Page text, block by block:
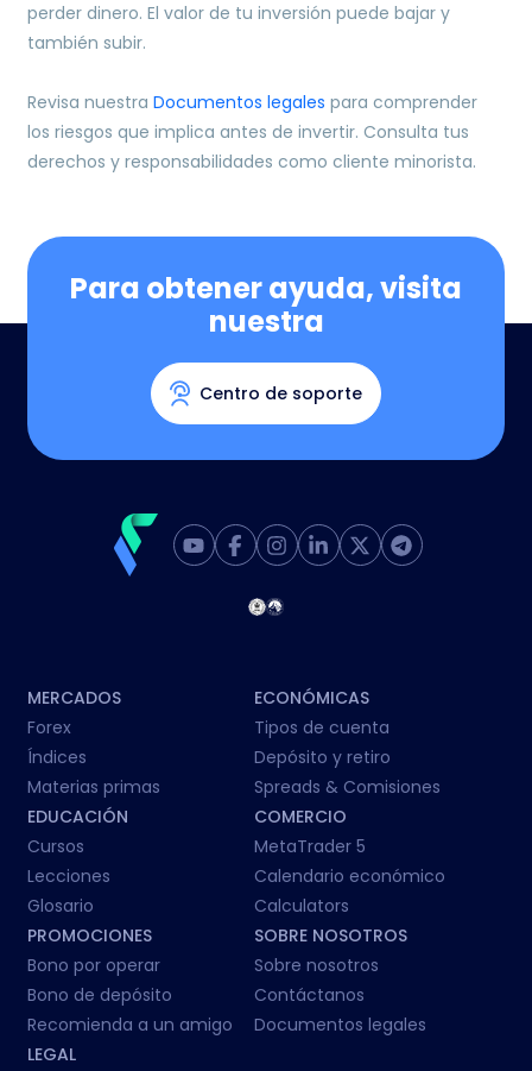
perder dinero. El valor de tu inversión puede bajar y
también subir.
Revisa nuestraDocumentos legales para comprender
los riesgos que implica antes de invertir. Consulta tus
derechos y responsabilidades como cliente minorista.
Para obtener ayuda, visita
nuestra
Centro de soporte
MERCADOS
Forex
Índices
Materias primas
ECONÓMICAS
Tipos de cuenta
Depósito y retiro
Spreads & Comisiones
EDUCACIÓN
Cursos
Lecciones
Glosario
COMERCIO
MetaTrader 5
Calendario económico
Calculators
PROMOCIONES
Bono por operar
Bono de depósito
Recomienda a un amigo
SOBRE NOSOTROS
Sobre nosotros
Contáctanos
Documentos legales
LEGAL